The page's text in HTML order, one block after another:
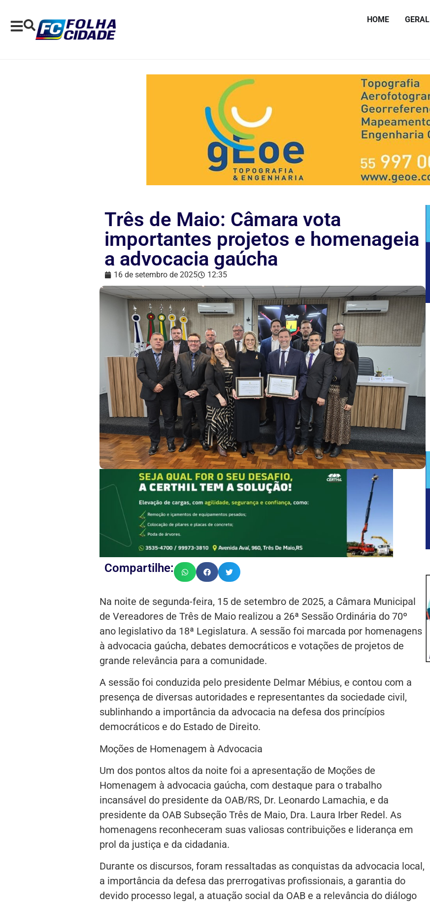
HOME GERAL
Três de Maio: Câmara vota
importantes projetos e homenageia
a advocacia gaúcha
16 de setembro de 2025 12:35
Compartilhe:
Na noite de segunda-feira, 15 de setembro de 2025, a Câmara Municipal
de Vereadores de Três de Maio realizou a 26ª Sessão Ordinária do 70º
ano legislativo da 18ª Legislatura. A sessão foi marcada por homenagens
à advocacia gaúcha, debates democráticos e votações de projetos de
grande relevância para a comunidade.
A sessão foi conduzida pelo presidente Delmar Mébius, e contou com a
presença de diversas autoridades e representantes da sociedade civil,
sublinhando a importância da advocacia na defesa dos princípios
democráticos e do Estado de Direito.
Moções de Homenagem à Advocacia
Um dos pontos altos da noite foi a apresentação de Moções de
Homenagem à advocacia gaúcha, com destaque para o trabalho
incansável do presidente da OAB/RS, Dr. Leonardo Lamachia, e da
presidente da OAB Subseção Três de Maio, Dra. Laura Irber Redel. As
homenagens reconheceram suas valiosas contribuições e liderança em
prol da justiça e da cidadania.
Durante os discursos, foram ressaltadas as conquistas da advocacia local,
a importância da defesa das prerrogativas profissionais, a garantia do
devido processo legal, a atuação social da OAB e a relevância do diálogo